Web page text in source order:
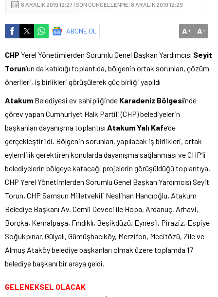
8 ARALIK 2019 12:27 | SON GÜNCELLENME: 8 ARALIK 2019 12:29
ABONE OL A+ A-
CHPYerel Yönetimlerden Sorumlu Genel Başkan Yardımcısı Seyit
Torun‘un da katıldığı toplantıda, bölgenin ortak sorunları, çözüm
önerileri, iş birlikleri görüşülerek güç birliği yapıldı
Atakum Belediyesi ev sahipliğinde Karadeniz Bölgesi‘nde
görev yapan Cumhuriyet Halk Partili (CHP) belediyelerin
başkanları dayanışma toplantısı Atakum Yalı Kafe’de
gerçekleştirildi. Bölgenin sorunları, yapılacak iş birlikleri, ortak
eylemlilik gerektiren konularda dayanışma sağlanması ve CHP’li
belediyelerin bölgeye katacağı projelerin görüşüldüğü toplantıya,
CHP Yerel Yönetimlerden Sorumlu Genel Başkan Yardımcısı Seyit
Torun, CHP Samsun Milletvekili Neslihan Hancıoğlu, Atakum
Belediye Başkanı Av. Cemil Deveci ile Hopa, Ardanuç, Arhavi,
Borçka, Kemalpaşa, Fındıklı, Beşikdüzü, Eynesil, Piraziz, Espiye
Soğukpınar, Gülyalı, Gümüşhacıköy, Merzifon, Mecitözü, Zile ve
Almuş Ataköy belediye başkanları olmak üzere toplamda 17
belediye başkanı bir araya geldi.
GELENEKSEL OLACAK